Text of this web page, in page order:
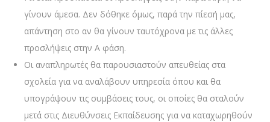
γίνουν άμεσα. Δεν δόθηκε όμως, παρά την πίεσή μας,
απάντηση στο αν θα γίνουν ταυτόχρονα με τις άλλες
προσλήψεις στην Α φάση.
Οι αναπληρωτές θα παρουσιαστούν απευθείας στα
σχολεία για να αναλάβουν υπηρεσία όπου και θα
υπογράψουν τις συμβάσεις τους, οι οποίες θα σταλούν
μετά στις Διευθύνσεις Εκπαίδευσης για να καταχωρηθούν